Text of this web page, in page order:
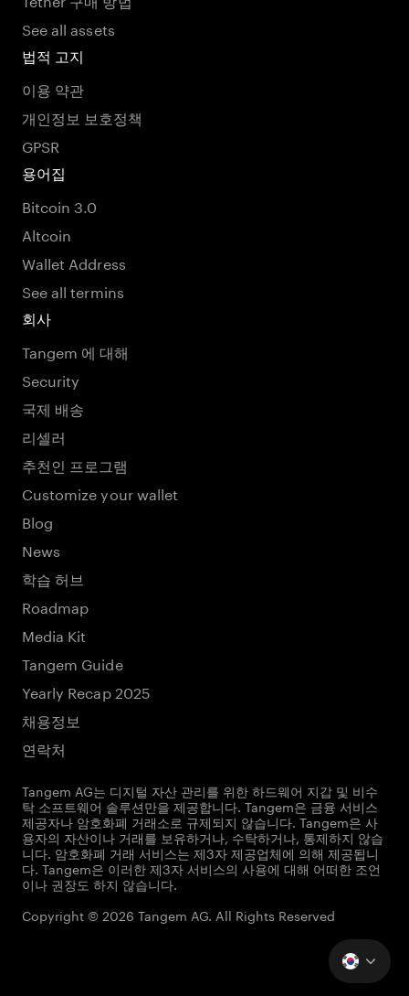
See all assets
법적 고지
이용 약관
개인정보 보호정책
GPSR
용어집
Bitcoin 3.0
Altcoin
Wallet Address
See all termins
회사
Tangem 에 대해
Security
국제 배송
리셀러
추천인 프로그램
Customize your wallet
Blog
News
학습 허브
Roadmap
Media Kit
Tangem Guide
Yearly Recap 2025
채용정보
연락처
Tangem AG는 디지털 자산 관리를 위한 하드웨어 지갑 및 비수
탁 소프트웨어 솔루션만을 제공합니다. Tangem은 금융 서비스
제공자나 암호화폐 거래소로 규제되지 않습니다. Tangem은 사
용자의 자산이나 거래를 보유하거나, 수탁하거나, 통제하지 않습
니다. 암호화폐 거래 서비스는 제3자 제공업체에 의해 제공됩니
다. Tangem은 이러한 제3자 서비스의 사용에 대해 어떠한 조언
이나 권장도 하지 않습니다.